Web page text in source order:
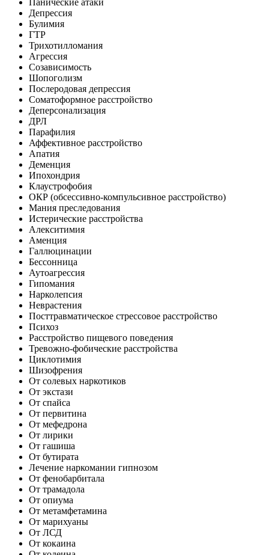
Депрессия
Булимия
ГТР
Трихотилломания
Агрессия
Созависимость
Шопоголизм
Послеродовая депрессия
Соматоформное расстройство
Деперсонализация
ДРЛ
Парафилия
Аффективное расстройство
Апатия
Деменция
Ипохондрия
Клаустрофобия
ОКР (обсессивно-компульсивное расстройство)
Мания преследования
Истерические расстройства
Алекситимия
Аменция
Галлюцинации
Бессонница
Аутоагрессия
Гипомания
Нарколепсия
Неврастения
Посттравматическое стрессовое расстройство
Психоз
Расстройство пищевого поведения
Тревожно-фобические расстройства
Циклотимия
Шизофрения
От солевых наркотиков
От экстази
От спайса
От первитина
От мефедрона
От лирики
От гашиша
От бутирата
Лечение наркомании гипнозом
От фенобарбитала
От трамадола
От опиума
От метамфетамина
От марихуаны
От ЛСД
От кокаина